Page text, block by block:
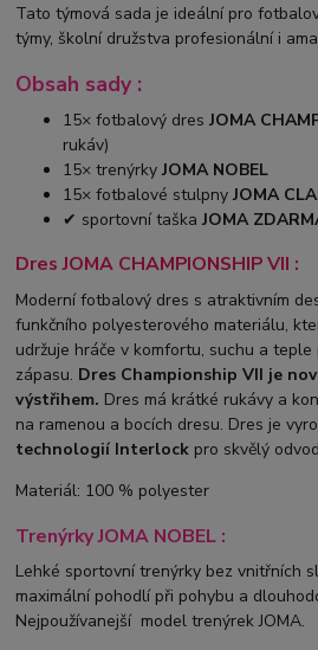
Tato týmová sada je ideální pro
týmy, školní družstva profesionální i
Obsah sady :
15× fotbalový dresJOMA
rukáv)
15× trenýrkyJOMA NOBEL
15× fotbalové stulpnyJOMA
✔ sportovní taškaJOMA
Dres JOMA CHAMPIONSHIP VII :
Moderní fotbalový dres s atraktivním
funkčního polyesterového materiálu,
udržuje hráče v komfortu, suchu a
zápasu. Dres Championship VII je
výstřihem. Dres má krátké rukávy a
na ramenou a bocích dresu. Dres je
technologií Interlock pro skvělý
Materiál: 100 % polyester
Trenýrky JOMA NOBEL :
Lehké sportovní trenýrky bez vnitřních
maximální pohodlí při pohybu a
Nejpoužívanejší model trenýrek JOMA.